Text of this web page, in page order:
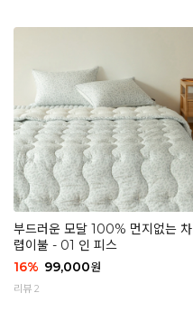
부드러운 모달 100% 먼지없는 차
렵이불 - 01 인 피스
16% 99,000원
리뷰 2